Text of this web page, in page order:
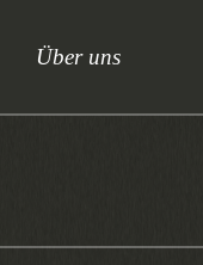
Über uns